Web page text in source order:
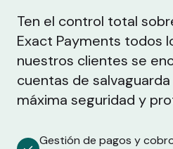
Ten el control total
Exact Payments todos
nuestros clientes se
cuentas de
máxima seguridad y
Gestión de pagos y